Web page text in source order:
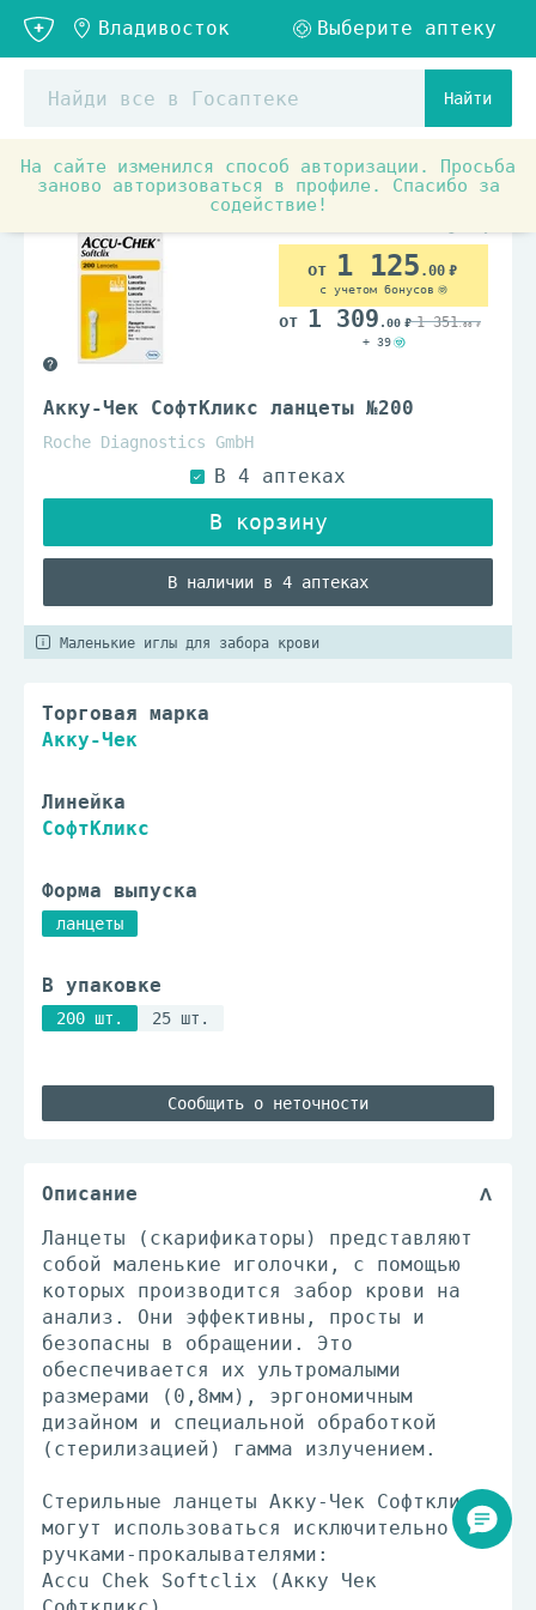
Найти
На сайте изменился способ авторизации. Просьба
заново авторизоваться в профиле. Спасибо за
содействие!
Медицинские товары и ортопедия Медицинские
Акку-Чек СофтКликс ланцеты №200
Roche Diagnostics GmbH
В наличии в 4 аптеках
1 125 .00
с учетом бонусов
1 309 .00 1 351.00
+ 39
Маленькие иглы для забора крови
Торговая марка
Акку-Чек
Линейка
СофтКликс
Форма выпуска
ланцеты
В упаковке
200 шт. 25 шт.
Сообщить о неточности
Описание
Ланцеты (скарификаторы) представляют
собой маленькие иголочки, с помощью
которых производится забор крови на
анализ. Они эффективны, просты и
безопасны в обращении. Это
обеспечивается их ультромалыми
размерами (0,8мм), эргономичным
дизайном и специальной обработкой
(стерилизацией) гамма излучением.
Стерильные ланцеты Акку-Чек Софткликс
могут использоваться исключительно с
ручками-прокалывателями:
Accu Chek Softclix (Акку Чек